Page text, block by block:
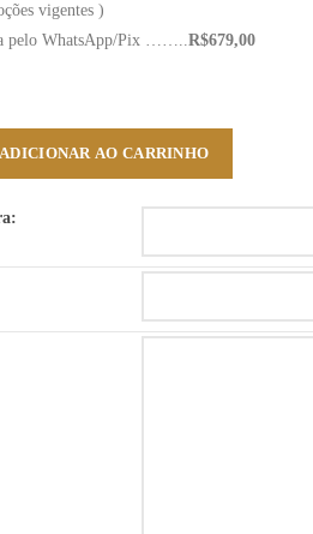
vigentes )
pelo WhatsApp/Pix ……..R$679,00
ADICIONAR AO CARRINHO